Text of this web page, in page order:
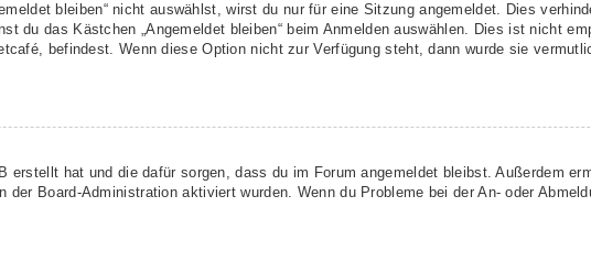
bleiben“ nicht auswählst, wirst du nur für eine Sitzung angemeldet. Dies
du das Kästchen „Angemeldet bleiben“ beim Anmelden auswählen. Dies ist nicht
befindest. Wenn diese Option nicht zur Verfügung steht, dann wurde sie
erstellt hat und die dafür sorgen, dass du im Forum angemeldet bleibst. Außerdem
der Board-Administration aktiviert wurden. Wenn du Probleme bei der An- oder